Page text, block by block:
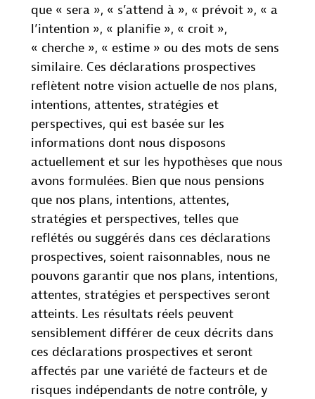
que « sera », « s’attend à », « prévoit », « a
l’intention », « planifie », « croit »,
« cherche », « estime » ou des mots de sens
similaire. Ces déclarations prospectives
reflètent notre vision actuelle de nos plans,
intentions, attentes, stratégies et
perspectives, qui est basée sur les
informations dont nous disposons
actuellement et sur les hypothèses que nous
avons formulées. Bien que nous pensions
que nos plans, intentions, attentes,
stratégies et perspectives, telles que
reflétés ou suggérés dans ces déclarations
prospectives, soient raisonnables, nous ne
pouvons garantir que nos plans, intentions,
attentes, stratégies et perspectives seront
atteints. Les résultats réels peuvent
sensiblement différer de ceux décrits dans
ces déclarations prospectives et seront
affectés par une variété de facteurs et de
risques indépendants de notre contrôle, y